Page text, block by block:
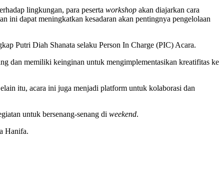
lingkungan, para peserta workshop akan diajarkan cara
ini dapat meningkatkan kesadaran akan pentingnya pengelolaan
Putri Diah Shanata selaku Person In Charge (PIC) Acara.
dan memiliki keinginan untuk mengimplementasikan kreatifitas ke
itu, acara ini juga menjadi platform untuk kolaborasi dan
untuk bersenang-senang di weekend.
Hanifa.